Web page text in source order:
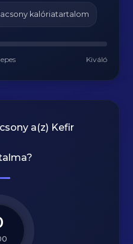
kalóriatartalom
Kiváló
a(z) Kefir